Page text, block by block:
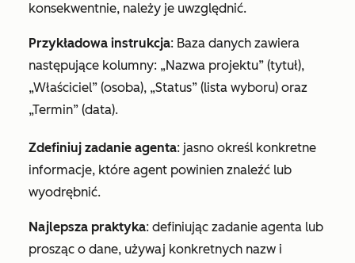
konsekwentnie, należy je uwzględnić.
Przykładowa instrukcja: Baza danych zawiera
następujące kolumny: „Nazwa projektu” (tytuł),
„Właściciel” (osoba), „Status” (lista wyboru) oraz
„Termin” (data).
Zdefiniuj zadanie agenta: jasno określ konkretne
informacje, które agent powinien znaleźć lub
wyodrębnić.
Najlepsza praktyka: definiując zadanie agenta lub
prosząc o dane, używaj konkretnych nazw i